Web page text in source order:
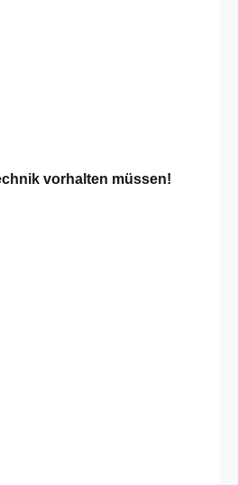
vorhalten müssen!